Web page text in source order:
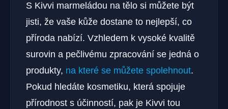
S Kivvi marmeládou na tělo si můžete být
jisti, že vaše kůže dostane to nejlepší, co
příroda nabízí. Vzhledem k vysoké kvalitě
surovin a pečlivému zpracování se jedná o
produkty, na které se můžete spolehnout.
Pokud hledáte kosmetiku, která spojuje
přírodnost s účinností, pak je Kivvi tou